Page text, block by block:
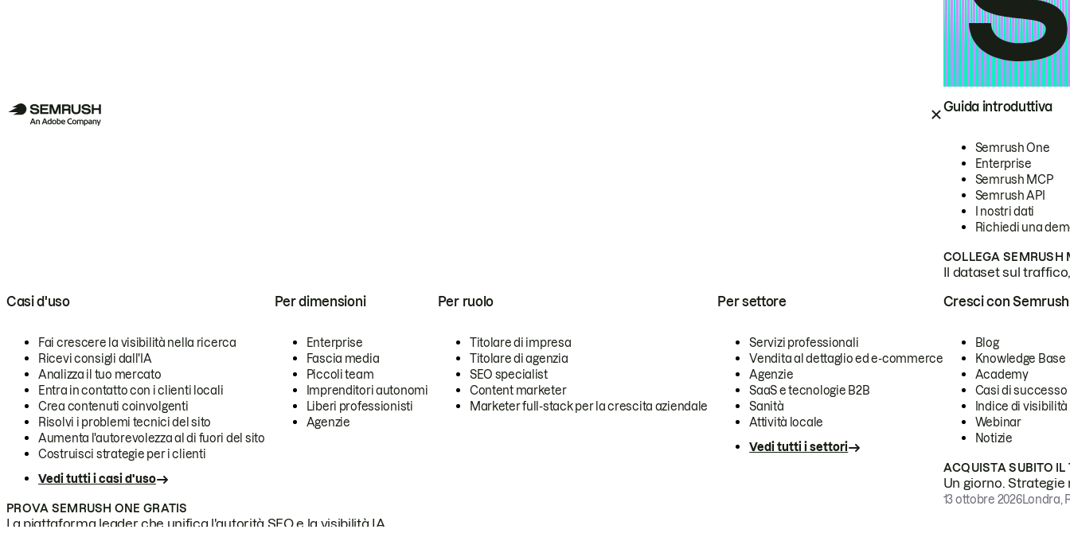
Guida introduttiva
Semrush One
Enterprise
Semrush MCP
Semrush API
I nostri dati
Richiedi una
COLLEGA SEMRUSH
Il dataset sul
Casi d'uso
Fai crescere la visibilità nella ricerca
Ricevi consigli dall'IA
Analizza il tuo mercato
Entra in contatto con i clienti locali
Crea contenuti coinvolgenti
Risolvi i problemi tecnici del sito
Aumenta l'autorevolezza al di fuori del sito
Costruisci strategie per i clienti
Vedi tutti i casi d'uso
Per dimensioni
Enterprise
Fascia media
Piccoli team
Imprenditori autonomi
Liberi professionisti
Agenzie
Per ruolo
Titolare di impresa
Titolare di agenzia
SEO specialist
Content marketer
Marketer full-stack per la crescita aziendale
Per settore
Servizi professionali
Vendita al dettaglio ed e-commerce
Agenzie
SaaS e tecnologie B2B
Sanità
Attività locale
Vedi tutti i settori
PROVA SEMRUSH ONE GRATIS
La piattaforma leader che unifica l'autorità SEO e la visibilità IA.
Cresci con Semrush
Blog
Knowledge Base
Academy
Casi di successo
Indice di visibilità
Webinar
Notizie
ACQUISTA SUBITO IL
Un giorno.
13 ottobre 2026Londra,